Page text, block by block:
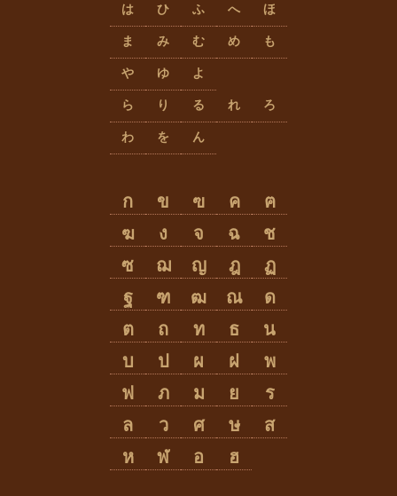
は ひ ふ へ ほ
ま み む め も
や ゆ よ
ら り る れ ろ
わ を ん
ก ข ฃ ค
ฅ
ฆ
ง จ ฉ
ช
ซ
ฌ ญ ฎ
ฏ
ฐ
ฑ ฒ ณ
ด
ต
ถ ท ธ
น
บ
ป ผ ฝ
พ
ฟ
ภ ม ย
ร
ล
ว ศ ษ
ส
ห
ฬ อ ฮ